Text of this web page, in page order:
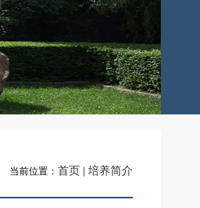
当前位置： 首页 培养简介